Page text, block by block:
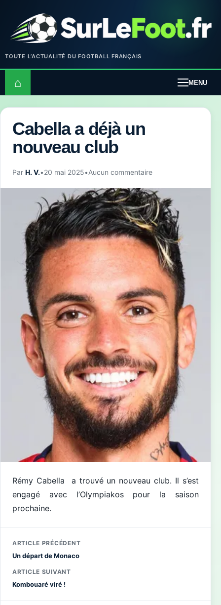
TOUTE L’ACTUALITÉ DU FOOTBALL FRANÇAIS
⌂ MENU
Cabella a déjà un
nouveau club
Par H. V.•20 mai 2025•Aucun commentaire
Rémy Cabella a trouvé un nouveau club. Il s’est
engagé avec l’Olympiakos pour la saison
prochaine.
ARTICLE PRÉCÉDENT
Un départ de Monaco
ARTICLE SUIVANT
Kombouaré viré !